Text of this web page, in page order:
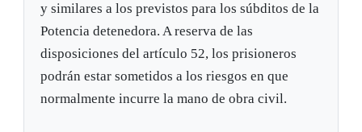
y similares a los previstos para los súbditos de la
Potencia detenedora. A reserva de las
disposiciones del artículo 52, los prisioneros
podrán estar sometidos a los riesgos en que
normalmente incurre la mano de obra civil.